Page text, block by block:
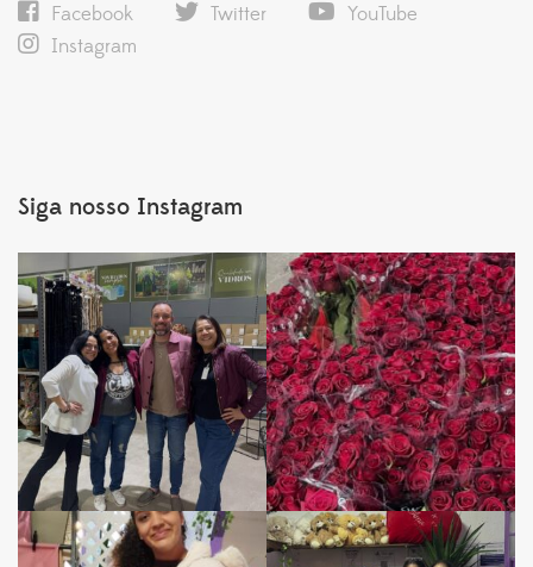
Facebook Twitter
YouTube
Instagram
Siga nosso Instagram